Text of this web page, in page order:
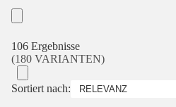
106 Ergebnisse
(180 VARIANTEN)
Sortiert nach: